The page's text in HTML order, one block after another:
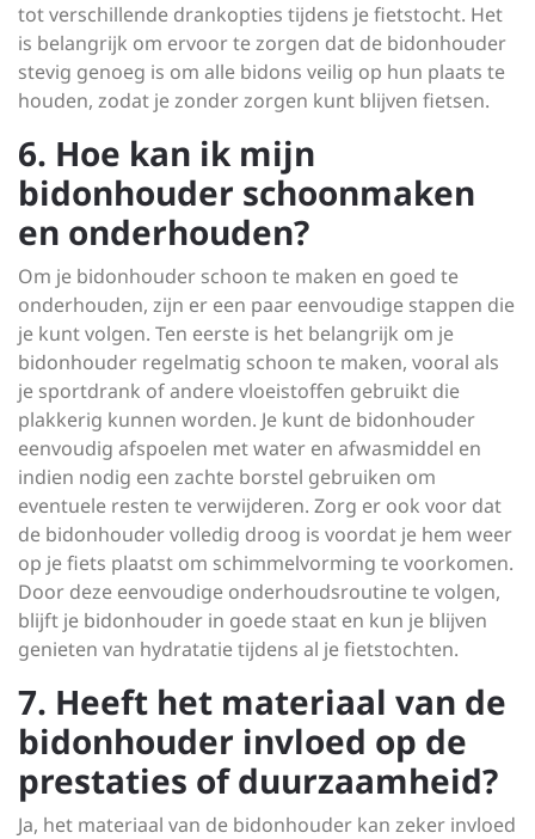
tot verschillende drankopties tijdens je fietstocht. Het
is belangrijk om ervoor te zorgen dat de bidonhouder
stevig genoeg is om alle bidons veilig op hun plaats te
houden, zodat je zonder zorgen kunt blijven fietsen.
6. Hoe kan ik mijn
bidonhouder schoonmaken
en onderhouden?
Om je bidonhouder schoon te maken en goed te
onderhouden, zijn er een paar eenvoudige stappen die
je kunt volgen. Ten eerste is het belangrijk om je
bidonhouder regelmatig schoon te maken, vooral als
je sportdrank of andere vloeistoffen gebruikt die
plakkerig kunnen worden. Je kunt de bidonhouder
eenvoudig afspoelen met water en afwasmiddel en
indien nodig een zachte borstel gebruiken om
eventuele resten te verwijderen. Zorg er ook voor dat
de bidonhouder volledig droog is voordat je hem weer
op je fiets plaatst om schimmelvorming te voorkomen.
Door deze eenvoudige onderhoudsroutine te volgen,
blijft je bidonhouder in goede staat en kun je blijven
genieten van hydratatie tijdens al je fietstochten.
7. Heeft het materiaal van de
bidonhouder invloed op de
prestaties of duurzaamheid?
Ja, het materiaal van de bidonhouder kan zeker invloed